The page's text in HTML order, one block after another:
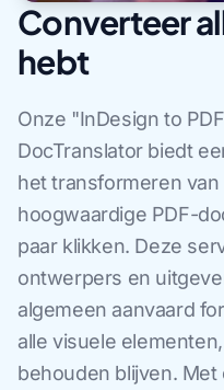
Converteer
hebt
Onze "InDesign to
DocTranslator biedt
het transformeren
hoogwaardige PDF-
paar klikken. Deze
ontwerpers en
algemeen aanvaard
alle visuele
behouden blijven.